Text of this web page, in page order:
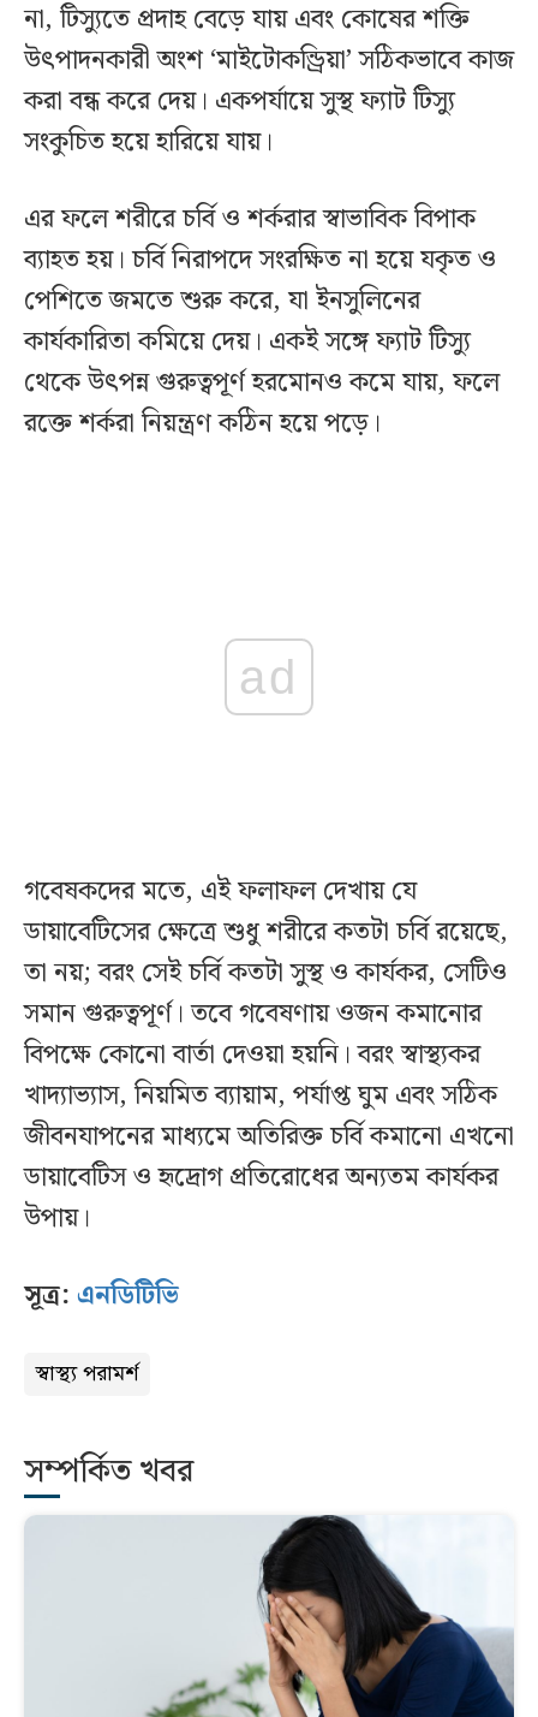
না, টিস্যুতে প্রদাহ বেড়ে যায় এবং কোষের শক্তি
উৎপাদনকারী অংশ ‘মাইটোকন্ড্রিয়া’ সঠিকভাবে কাজ
করা বন্ধ করে দেয়। একপর্যায়ে সুস্থ ফ্যাট টিস্যু
সংকুচিত হয়ে হারিয়ে যায়।
এর ফলে শরীরে চর্বি ও শর্করার স্বাভাবিক বিপাক
ব্যাহত হয়। চর্বি নিরাপদে সংরক্ষিত না হয়ে যকৃত ও
পেশিতে জমতে শুরু করে, যা ইনসুলিনের
কার্যকারিতা কমিয়ে দেয়। একই সঙ্গে ফ্যাট টিস্যু
থেকে উৎপন্ন গুরুত্বপূর্ণ হরমোনও কমে যায়, ফলে
রক্তে শর্করা নিয়ন্ত্রণ কঠিন হয়ে পড়ে।
ad
গবেষকদের মতে, এই ফলাফল দেখায় যে
ডায়াবেটিসের ক্ষেত্রে শুধু শরীরে কতটা চর্বি রয়েছে,
তা নয়; বরং সেই চর্বি কতটা সুস্থ ও কার্যকর, সেটিও
সমান গুরুত্বপূর্ণ। তবে গবেষণায় ওজন কমানোর
বিপক্ষে কোনো বার্তা দেওয়া হয়নি। বরং স্বাস্থ্যকর
খাদ্যাভ্যাস, নিয়মিত ব্যায়াম, পর্যাপ্ত ঘুম এবং সঠিক
জীবনযাপনের মাধ্যমে অতিরিক্ত চর্বি কমানো এখনো
ডায়াবেটিস ও হৃদ্রোগ প্রতিরোধের অন্যতম কার্যকর
উপায়।
সূত্র: এনডিটিভি
স্বাস্থ্য পরামর্শ
সম্পর্কিত খবর